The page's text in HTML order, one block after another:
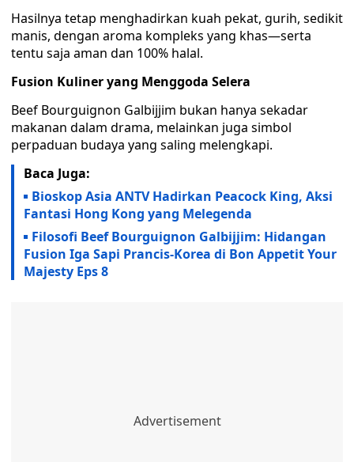
Hasilnya tetap menghadirkan kuah pekat, gurih, sedikit
manis, dengan aroma kompleks yang khas—serta
tentu saja aman dan 100% halal.
Fusion Kuliner yang Menggoda Selera
Beef Bourguignon Galbijjim bukan hanya sekadar
makanan dalam drama, melainkan juga simbol
perpaduan budaya yang saling melengkapi.
Baca Juga:
Bioskop Asia ANTV Hadirkan Peacock King, Aksi
Fantasi Hong Kong yang Melegenda
Filosofi Beef Bourguignon Galbijjim: Hidangan
Fusion Iga Sapi Prancis-Korea di Bon Appetit Your
Majesty Eps 8